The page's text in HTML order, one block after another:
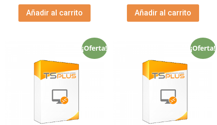
Añadir al carrito Añadir al carrito
¡Oferta! ¡Oferta!